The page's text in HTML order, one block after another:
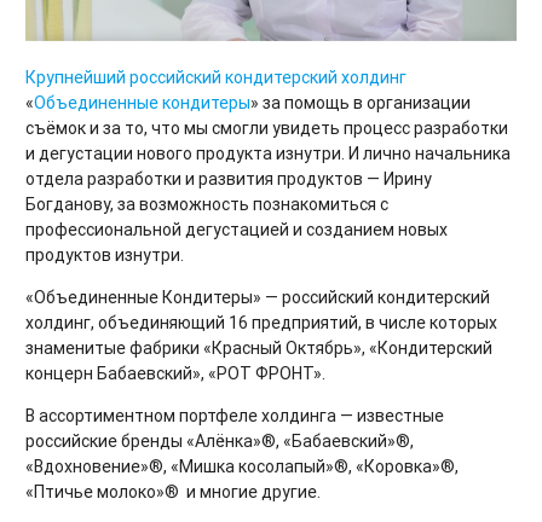
Крупнейший российский кондитерский холдинг
«Объединенные кондитеры» за помощь в организации
съёмок и за то, что мы смогли увидеть процесс разработки
и дегустации нового продукта изнутри. И лично начальника
отдела разработки и развития продуктов — Ирину
Богданову, за возможность познакомиться с
профессиональной дегустацией и созданием новых
продуктов изнутри.
«Объединенные Кондитеры» — российский кондитерский
холдинг, объединяющий 16 предприятий, в числе которых
знаменитые фабрики «Красный Октябрь», «Кондитерский
концерн Бабаевский», «РОТ ФРОНТ».
В ассортиментном портфеле холдинга — известные
российские бренды «Алёнка»®, «Бабаевский»®,
«Вдохновение»®, «Мишка косолапый»®, «Коровка»®,
«Птичье молоко»® и многие другие.